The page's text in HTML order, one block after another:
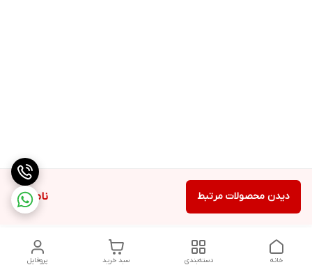
ناموجود دیدن محصولات مرتبط
پروفایل سبد خرید دسته‌بندی خانه